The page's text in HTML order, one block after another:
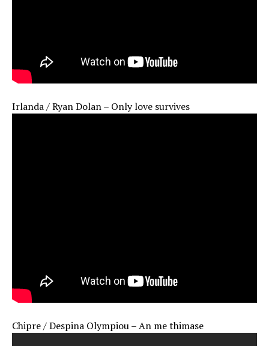
Irlanda / Ryan Dolan – Only love survives
Chipre / Despina Olympiou – An me thimase